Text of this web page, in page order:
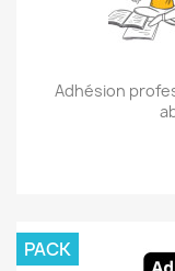
Adhésion
PACK